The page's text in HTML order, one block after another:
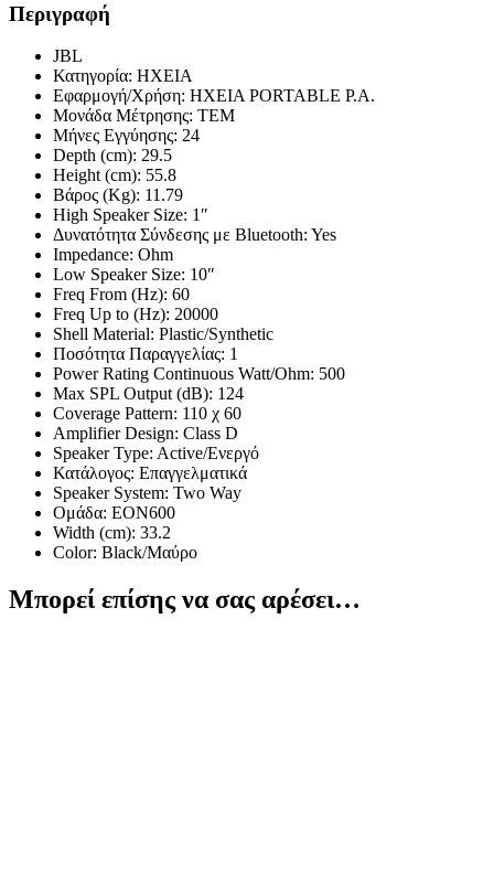
Περιγραφή
JBL
Κατηγορία: ΗΧΕΙΑ
Εφαρμογή/Χρήση: ΗΧΕΙΑ PORTABLE P.A.
Μονάδα Μέτρησης: ΤΕΜ
Μήνες Εγγύησης: 24
Depth (cm): 29.5
Height (cm): 55.8
Βάρος (Kg): 11.79
High Speaker Size: 1″
Δυνατότητα Σύνδεσης με Bluetooth: Yes
Impedance: Ohm
Low Speaker Size: 10″
Freq From (Hz): 60
Freq Up to (Hz): 20000
Shell Material: Plastic/Synthetic
Ποσότητα Παραγγελίας: 1
Power Rating Continuous Watt/Ohm: 500
Max SPL Output (dB): 124
Coverage Pattern: 110 χ 60
Amplifier Design: Class D
Speaker Type: Active/Ενεργό
Κατάλογος: Επαγγελματικά
Speaker System: Two Way
Ομάδα: EON600
Width (cm): 33.2
Color: Black/Μαύρο
Μπορεί επίσης να σας αρέσει…